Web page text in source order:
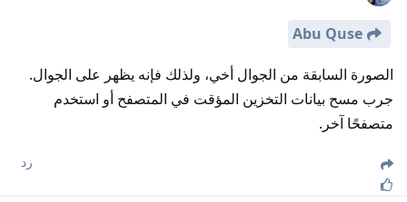
Abu Quse
الصورة السابقة من الجوال أخي، ولذلك فإنه يظهر على الجوال.
جرب مسح بيانات التخزين المؤقت في المتصفح أو استخدم
متصفحًا آخر.
رد